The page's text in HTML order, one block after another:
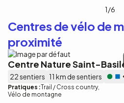
1/6
Centres de vélo de
proximité
Centre Nature Saint-
22 sentiers 11 km de sentiers
Pratiques :Trail / Cross country
Vélo de montagne